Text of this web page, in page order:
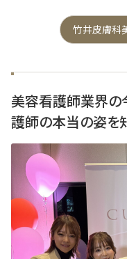
竹井皮膚科
美容看護師業界
護師の本当の姿を